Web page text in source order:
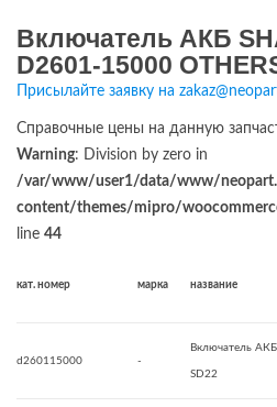
Включатель АКБ
D2601-15000
Присылайте заявку на
Справочные цены на данную
Warning: Division by zero in
/var/www/user1/data/www/
content/themes/mipro/
line 44
кат. номер марка название
d260115000 -
Включатель АКБ
SD22